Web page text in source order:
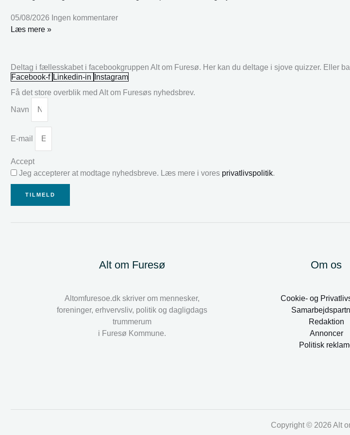
05/08/2026 Ingen kommentarer
Læs mere »
Deltag i fællesskabet i facebookgruppen Alt om Furesø. Her kan du deltage i sjove quizzer. Eller
Facebook-f Linkedin-in
Instagram
Få det store overblik med Alt om Furesøs nyhedsbrev.
Navn
E-mail
Accept
Jeg accepterer at modtage nyhedsbreve. Læs mere i vores privatlivspolitik.
TILMELD
Alt om Furesø
Altomfuresoe.dk skriver om mennesker,
foreninger, erhvervsliv, politik og dagligdags
trummerum
i Furesø Kommune.
Om os
Cookie- og
Redaktion
Annoncer
Politisk
Copyright © 2026 Alt